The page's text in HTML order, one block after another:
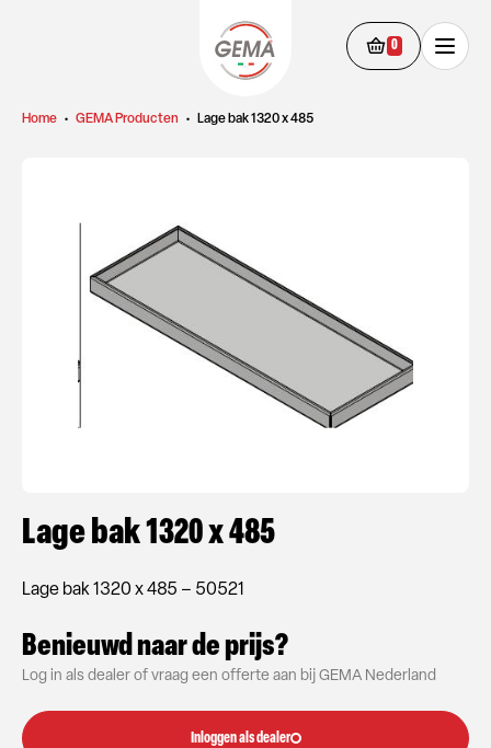
0
Home • GEMA Producten • Lage bak 1320 x 485
Lage bak 1320 x 485
Lage bak 1320 x 485 – 50521
Benieuwd naar de prijs?
Log in als dealer of vraag een offerte aan bij GEMA Nederland
Inloggen als dealer